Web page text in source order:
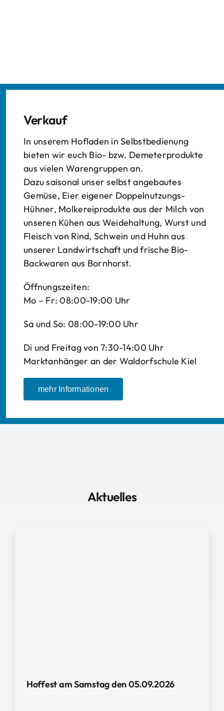
Verkauf
In unserem Hofladen in Selbstbedienung
bieten wir euch Bio- bzw. Demeterprodukte
aus vielen Warengruppen an.
Dazu saisonal unser selbst angebautes
Gemüse, Eier eigener Doppelnutzungs-
Hühner, Molkereiprodukte aus der Milch von
unseren Kühen aus Weidehaltung, Wurst und
Fleisch von Rind, Schwein und Huhn aus
unserer Landwirtschaft und frische Bio-
Backwaren aus Bornhorst.
Öffnungszeiten:
Mo – Fr: 08:00-19:00 Uhr
Sa und So: 08:00-19:00 Uhr
Di und Freitag von 7:30-14:00 Uhr
Marktanhänger an der Waldorfschule Kiel
mehr Informationen
Aktuelles
Hoffest am Samstag den 05.09.2026